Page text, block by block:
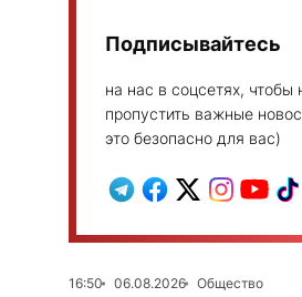
Подписывайтесь
на нас в соцсетях, чтобы
пропустить важные
это безопасно для вас)
16:50 06.08.2026
Общество